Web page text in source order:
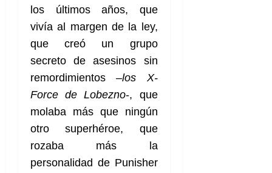
los últimos años, que
vivía al margen de la ley,
que creó un grupo
secreto de asesinos sin
remordimientos –los X-
Force de Lobezno-, que
molaba más que ningún
otro superhéroe, que
rozaba más la
personalidad de Punisher